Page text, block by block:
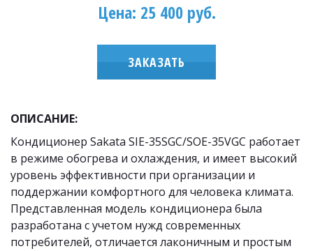
Цена: 25 400 руб.
ЗАКАЗАТЬ
ОПИСАНИЕ:
Кондиционер Sakata SIE-35SGC/SOE-35VGC работает
в режиме обогрева и охлаждения, и имеет высокий
уровень эффективности при организации и
поддержании комфортного для человека климата.
Представленная модель кондиционера была
разработана с учетом нужд современных
потребителей, отличается лаконичным и простым